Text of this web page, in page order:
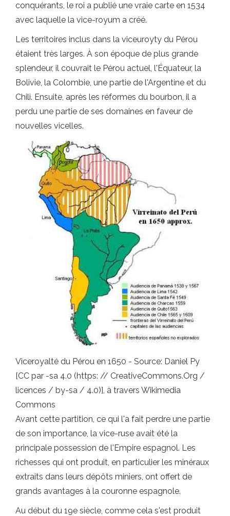
conquérants, le roi a publié une vraie carte en 1534
avec laquelle la vice-royum a créé.
Les territoires inclus dans la viceuroyty du Pérou
étaient très larges. À son époque de plus grande
splendeur, il couvrait le Pérou actuel, l'Équateur, la
Bolivie, la Colombie, une partie de l'Argentine et du
Chili. Ensuite, après les réformes du bourbon, il a
perdu une partie de ses domaines en faveur de
nouvelles vicelles.
Viceroyalté du Pérou en 1650 - Source: Daniel Py
[CC par -sa 4.0 (https: // CreativeCommons.Org /
licences / by-sa / 4.0)], à travers Wikimedia
Commons
Avant cette partition, ce qui l'a fait perdre une partie
de son importance, la vice-ruse avait été la
principale possession de l'Empire espagnol. Les
richesses qui ont produit, en particulier les minéraux
extraits dans leurs dépôts miniers, ont offert de
grands avantages à la couronne espagnole.
Au début du 19e siècle, comme cela s'est produit